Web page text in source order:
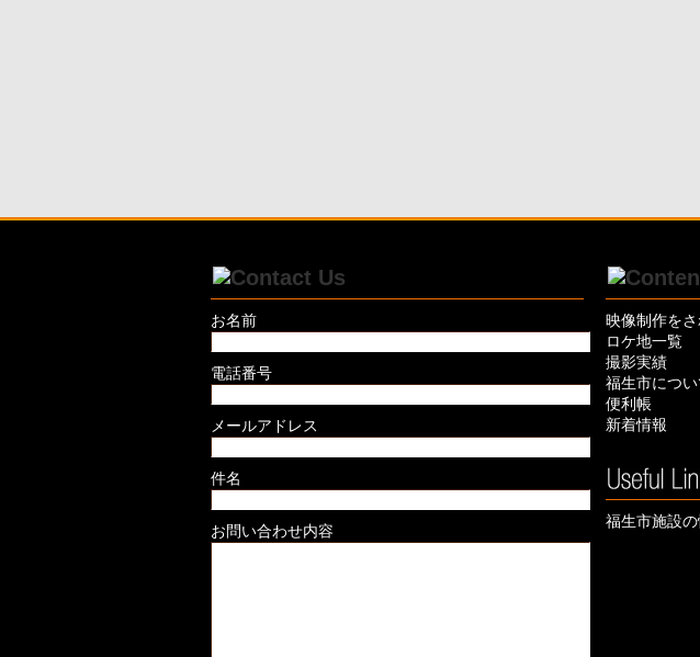
お名前
電話番号
メールアドレス
件名
お問い合わせ内容
映像制作を
ロケ地一覧
撮影実績
福生市につい
便利帳
新着情報
福生市施設